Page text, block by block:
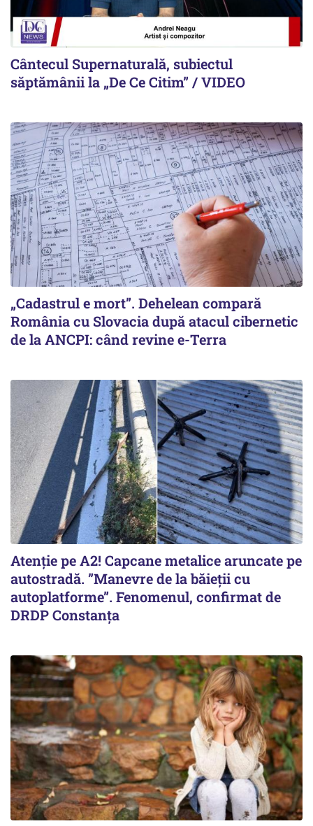
Cântecul Supernaturală, subiectul
săptămânii la „De Ce Citim” / VIDEO
„Cadastrul e mort”. Dehelean compară
România cu Slovacia după atacul cibernetic
de la ANCPI: când revine e-Terra
Atenție pe A2! Capcane metalice aruncate pe
autostradă. ”Manevre de la băieții cu
autoplatforme”. Fenomenul, confirmat de
DRDP Constanța